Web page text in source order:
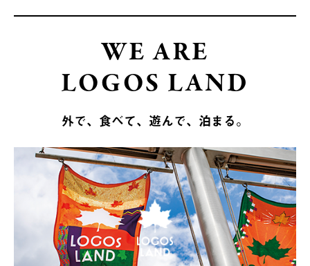
WE ARE
LOGOS LAND
外で、食べて、遊んで、泊まる。